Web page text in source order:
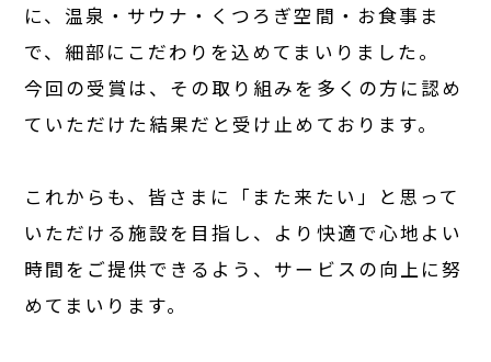
に、温泉・サウナ・くつろぎ空間・お食事ま
で、細部にこだわりを込めてまいりました。
今回の受賞は、その取り組みを多くの方に認め
ていただけた結果だと受け止めております。
これからも、皆さまに「また来たい」と思って
いただける施設を目指し、より快適で心地よい
時間をご提供できるよう、サービスの向上に努
めてまいります。